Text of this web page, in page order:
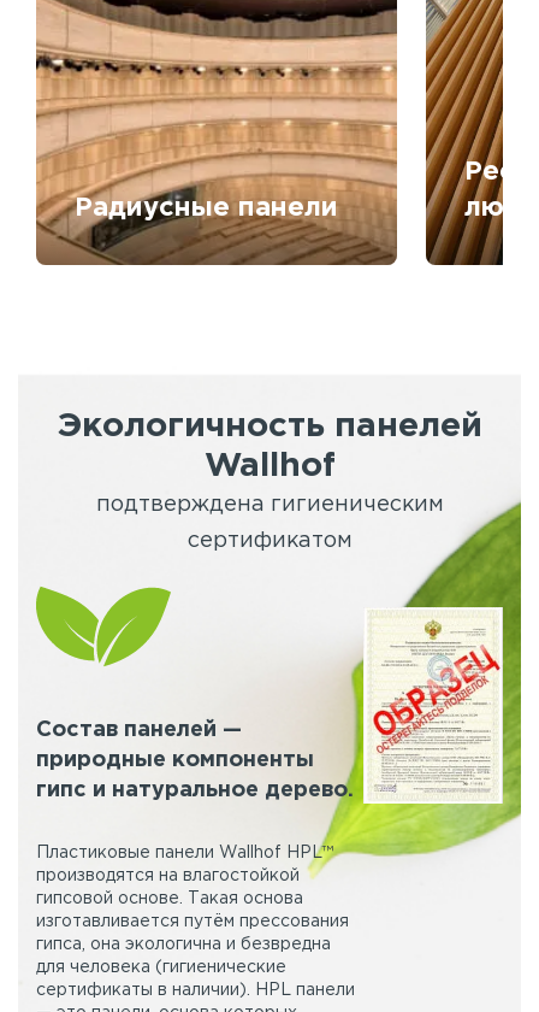
Радиусные панели
Экологичность панелей
Wallhof
подтверждена гигиеническим
сертификатом
Состав панелей —
природные компоненты
гипс и натуральное дерево.
Пластиковые панели Wallhof HPL™
производятся на влагостойкой
гипсовой основе. Такая основа
изготавливается путём прессования
гипса, она экологична и безвредна
для человека (гигиенические
сертификаты в наличии). HPL панели